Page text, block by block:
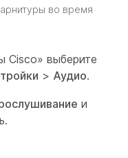
во время
Cisco» выберите
> Аудио.
и